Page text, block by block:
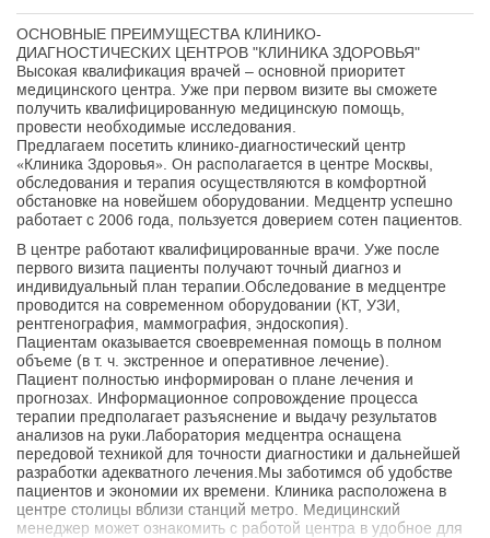
ОСНОВНЫЕ ПРЕИМУЩЕСТВА КЛИНИКО-
ДИАГНОСТИЧЕСКИХ ЦЕНТРОВ "КЛИНИКА ЗДОРОВЬЯ"
Высокая квалификация врачей – основной приоритет
медицинского центра. Уже при первом визите вы сможете
получить квалифицированную медицинскую помощь,
провести необходимые исследования.
Предлагаем посетить клинико-диагностический центр
«Клиника Здоровья». Он располагается в центре Москвы,
обследования и терапия осуществляются в комфортной
обстановке на новейшем оборудовании. Медцентр успешно
работает с 2006 года, пользуется доверием сотен пациентов.
В центре работают квалифицированные врачи. Уже после
первого визита пациенты получают точный диагноз и
индивидуальный план терапии.Обследование в медцентре
проводится на современном оборудовании (КТ, УЗИ,
рентгенография, маммография, эндоскопия).
Пациентам оказывается своевременная помощь в полном
объеме (в т. ч. экстренное и оперативное лечение).
Пациент полностью информирован о плане лечения и
прогнозах. Информационное сопровождение процесса
терапии предполагает разъяснение и выдачу результатов
анализов на руки.Лаборатория медцентра оснащена
передовой техникой для точности диагностики и дальнейшей
разработки адекватного лечения.Мы заботимся об удобстве
пациентов и экономии их времени. Клиника расположена в
центре столицы вблизи станций метро. Медицинский
менеджер может ознакомить с работой центра в удобное для